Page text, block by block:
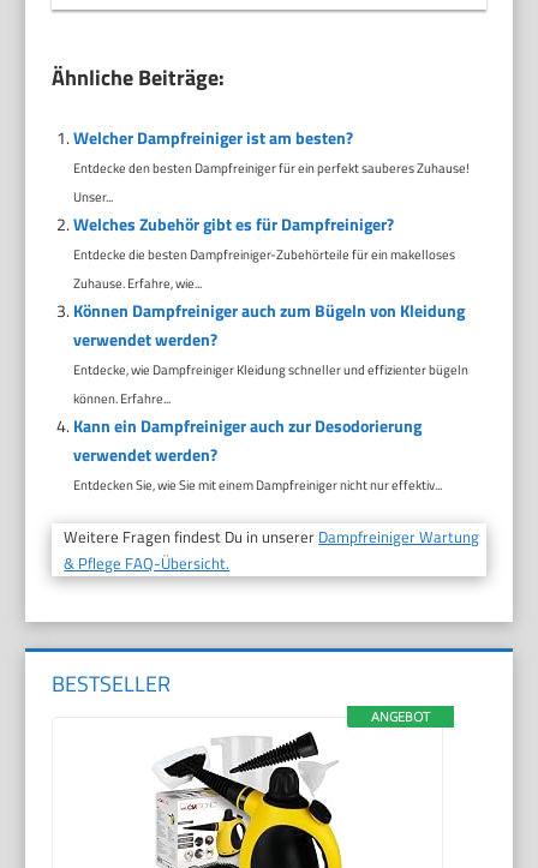
Ähnliche Beiträge:
Welcher Dampfreiniger ist am besten?
Entdecke den besten Dampfreiniger für ein perfekt sauberes Zuhause!
Unser...
Welches Zubehör gibt es für Dampfreiniger?
Entdecke die besten Dampfreiniger-Zubehörteile für ein makelloses
Zuhause. Erfahre, wie...
Können Dampfreiniger auch zum Bügeln von Kleidung
verwendet werden?
Entdecke, wie Dampfreiniger Kleidung schneller und effizienter bügeln
können. Erfahre...
Kann ein Dampfreiniger auch zur Desodorierung
verwendet werden?
Entdecken Sie, wie Sie mit einem Dampfreiniger nicht nur effektiv...
Weitere Fragen findest Du in unserer Dampfreiniger Wartung
& Pflege FAQ-Übersicht.
BESTSELLER
ANGEBOT